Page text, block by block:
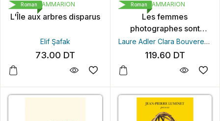
FLAMMARION
L'Île aux arbres disparus
Elif Şafak
73.00 DT
Roman FLAMMARION
Les femmes
photographes sont
dangereuses
Laure Adler Clara Bouveresse
119.60 DT
Roman